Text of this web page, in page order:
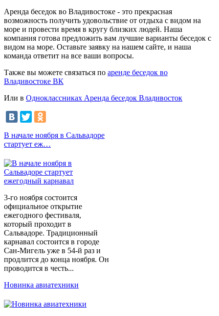
Аренда беседок во Владивостоке - это прекрасная
возможность получить удовольствие от отдыха с видом на
море и провести время в кругу близких людей. Наша
компания готова предложить вам лучшие варианты беседок с
видом на море. Оставьте заявку на нашем сайте, и наша
команда ответит на все ваши вопросы.
Также вы можете связаться по аренде беседок во
Владивостоке ВК
Или в Одноклассниках Аренда беседок Владивосток
В начале ноября в Сальвадоре
стартует еж…
3-го ноября состоится
официальное открытие
ежегодного фестиваля,
который проходит в
Сальвадоре. Традиционный
карнавал состоится в городе
Сан-Мигель уже в 54-й раз и
продлится до конца ноября. Он
проводится в честь...
Новинка авиатехники